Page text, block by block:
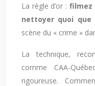
La règle d’or : filmez
nettoyer quoi que
scène du « crime »
La technique,
comme CAA-
rigoureuse.